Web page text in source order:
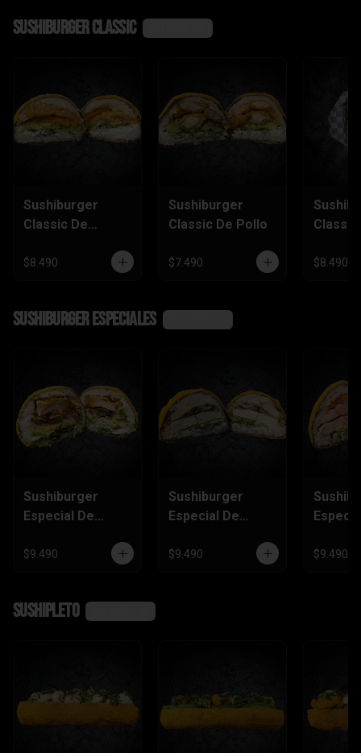
SushiBurger Classic
Sushiburger
Classic De
$8.490
Sushiburger
Classic De Pollo
$7.490
Classic
$8.490
SushiBurger Especiales
Sushiburger
Especial De
Furai
$9.490
Sushiburger
Especial De
Champiñón
$9.490 $9.490
SushiPleto